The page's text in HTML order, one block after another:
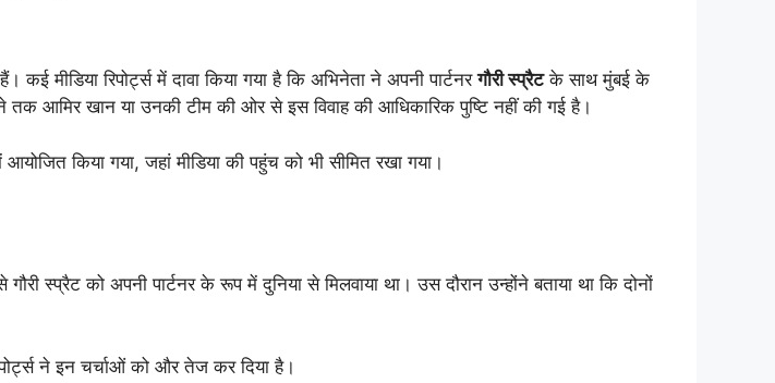
कई मीडिया रिपोर्ट्स में दावा किया गया है कि अभिनेता ने अपनी पार्टनरगौरी स्प्रैटके साथ मुंबई के
तक आमिर खान या उनकी टीम की ओर से इस विवाह की आधिकारिक पुष्टि नहीं की गई है।
किया गया, जहां मीडिया की पहुंच को भी सीमित रखा गया।
स्प्रैट को अपनी पार्टनर के रूप में दुनिया से मिलवाया था। उस दौरान उन्होंने बताया था कि दोनों
ने इन चर्चाओं को और तेज कर दिया है।